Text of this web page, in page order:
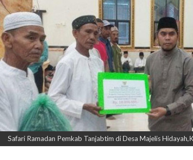
Safari Ramadan Pemkab Tanjabtim di Desa Majelis